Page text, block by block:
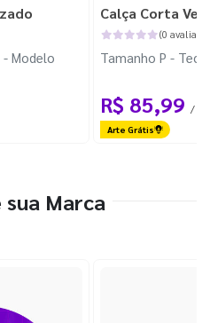
Modelo
Calça Corta
(0
Tamanho P -
R$ 85,99 / 1
Arte Grátis
Marca